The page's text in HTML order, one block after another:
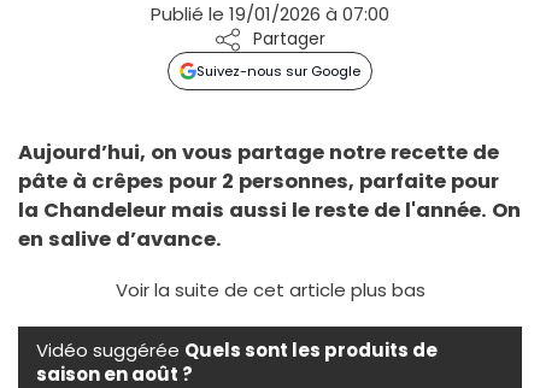
Publié le 19/01/2026 à 07:00
Partager
Suivez-nous sur Google
Aujourd’hui, on vous partage notre recette de
pâte à crêpes pour 2 personnes, parfaite pour
la Chandeleur mais aussi le reste de l'année. On
en salive d’avance.
Voir la suite de cet article plus bas
Vidéo suggérée Quels sont les produits de
saison en août ?